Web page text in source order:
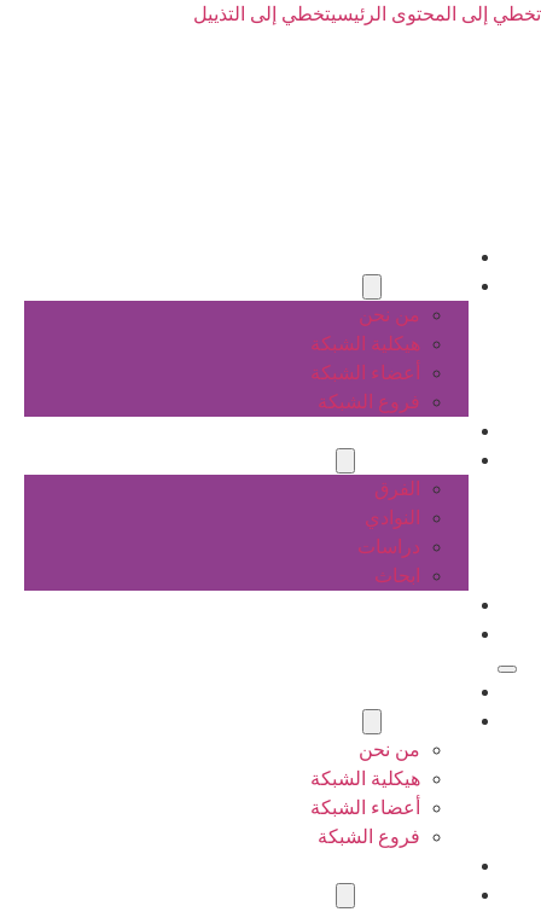
تخطي إلى المحتوى الرئيسيتخطي إلى التذييل
من نحن
هيكلية الشبكة
أعضاء الشبكة
فروع الشبكة
الفرق
النوادي
دراسات
ابحاث
من نحن
هيكلية الشبكة
أعضاء الشبكة
فروع الشبكة